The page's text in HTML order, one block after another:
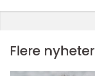
Flere nyheter